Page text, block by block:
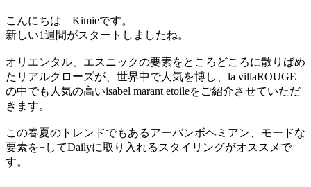
こんにちは Kimieです。
新しい1週間がスタートしましたね。
オリエンタル、エスニックの要素をところどころに散りばめ
たリアルクローズが、世界中で人気を博し、la villaROUGE
の中でも人気の高いisabel marant etoileをご紹介させていただ
きます。
この春夏のトレンドでもあるアーバンボヘミアン、モードな
要素を+してDailyに取り入れるスタイリングがオススメで
す。